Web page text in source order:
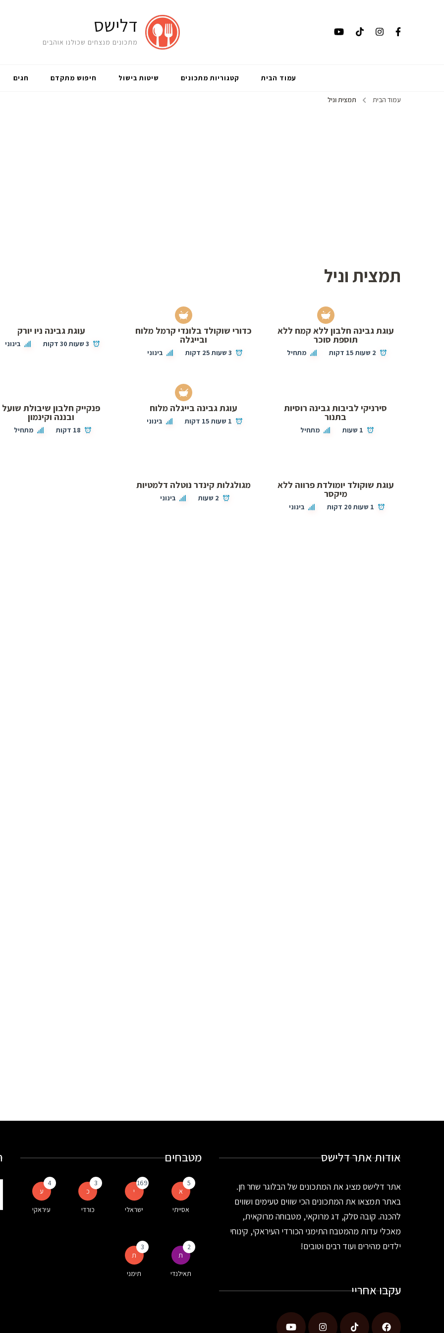
דלישס
מתכונים מנצחים שכולנו אוהבים
עמוד הבית קטגוריות מתכונים שיטות בישול חיפוש מתקדם חגים
עמוד הבית תמצית וניל
תמצית וניל
עוגת גבינה חלבון ללא קמח ללא
תוספת סוכר
2 שעות 15 דקות מתחיל
כדורי שוקולד בלונדי קרמל מלוח
ובייגלה
3 שעות 25 דקות בינוני
עוגת גבינה ניו יורק
3 שעות 30 דקות בינוני
סירניקי לביבות גבינה רוסיות
בתנור
1 שעות מתחיל
עוגת גבינה בייגלה מלוח
1 שעות 15 דקות בינוני
פנקייק חלבון שיבולת שועל
ובננה וקינמון
18 דקות מתחיל
עוגת שוקולד יומולדת פרווה ללא
מיקסר
1 שעות 20 דקות בינוני
מגולגלות קינדר נוטלה דלמטיות
2 שעות בינוני
אודות אתר דלישס
אתר דלישס מציג את המתכונים של הבלוגר שחר חן.
באתר תמצאו את המתכונים הכי שווים טעימים ושווים
להכנה. קובה סלק, דג מרוקאי, מטבוחה מרוקאית,
מאכלי עדות מהמטבח התימני הכורדי העיראקי, קינוחי
ילדים מהירים ועוד רבים וטובים!
עקבו אחריי
מטבחים
א
5
אסייתי
י
169
ישראלי
כ
3
כורדי
ע
4
עיראקי
ת
2
תאילנדי
ת
3
תימני